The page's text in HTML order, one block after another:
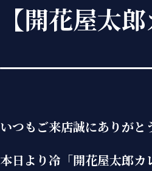
【開花屋太
いつもご来店誠にありがと
本日より冷「開花屋太郎カ